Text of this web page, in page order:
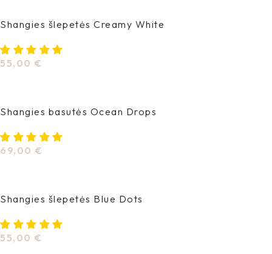
Shangies šlepetės Creamy White
55,00 €
Shangies basutės Ocean Drops
69,00 €
Shangies šlepetės Blue Dots
55,00 €